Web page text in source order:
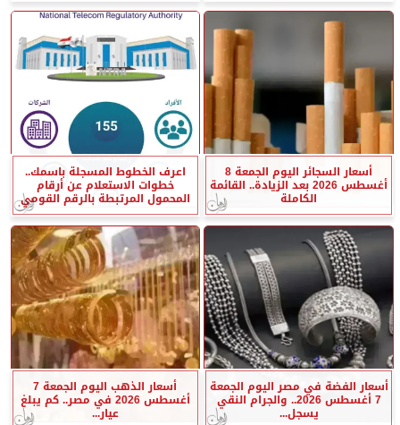
أسعار السجائر اليوم الجمعة 8
أغسطس 2026 بعد الزيادة.. القائمة
الكاملة
اعرف الخطوط المسجلة باسمك..
خطوات الاستعلام عن أرقام
المحمول المرتبطة بالرقم القومي
أسعار الفضة في مصر اليوم الجمعة
7 أغسطس 2026.. والجرام النقي
يسجل...
أسعار الذهب اليوم الجمعة 7
أغسطس 2026 في مصر.. كم يبلغ
عيار...